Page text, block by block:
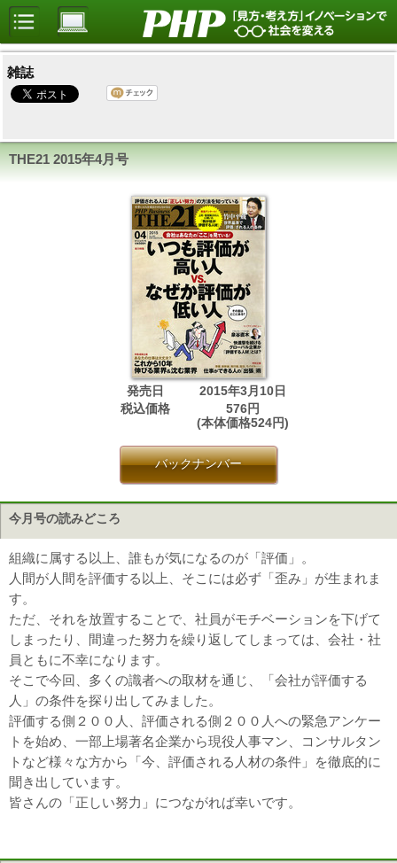
雑誌
THE21 2015年4月号
発売日
2015年3月10日
税込価格
576円
(本体価格524円)
バックナンバー
今月号の読みどころ
組織に属する以上、誰もが気になるのが「評価」。
人間が人間を評価する以上、そこには必ず「歪み」が生まれま
す。
ただ、それを放置することで、社員がモチベーションを下げて
しまったり、間違った努力を繰り返してしまっては、会社・社
員ともに不幸になります。
そこで今回、多くの識者への取材を通じ、「会社が評価する
人」の条件を探り出してみました。
評価する側２００人、評価される側２００人への緊急アンケー
トを始め、一部上場著名企業から現役人事マン、コンサルタン
トなど様々な方から「今、評価される人材の条件」を徹底的に
聞き出しています。
皆さんの「正しい努力」につながれば幸いです。